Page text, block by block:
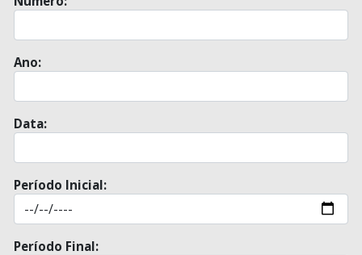
Ano:
Data:
Período Inicial:
Período Final: